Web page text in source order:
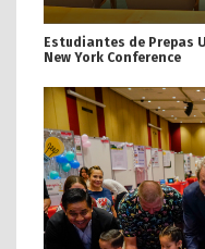
Estudiantes de Prepas
New York Conference